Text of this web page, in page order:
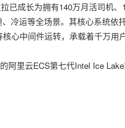
成长为拥有140万月活司机、
冷运等全场景。其核心系统依
心中间件运转，承载着千万用
里云ECS第七代Intel Ice